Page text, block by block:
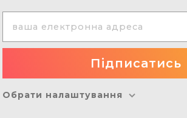
Обрати налаштування